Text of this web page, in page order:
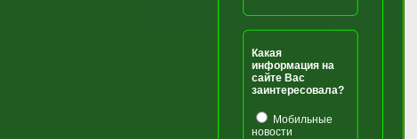
Какая
информация на
сайте Вас
заинтересовала?
Мобильные
новости